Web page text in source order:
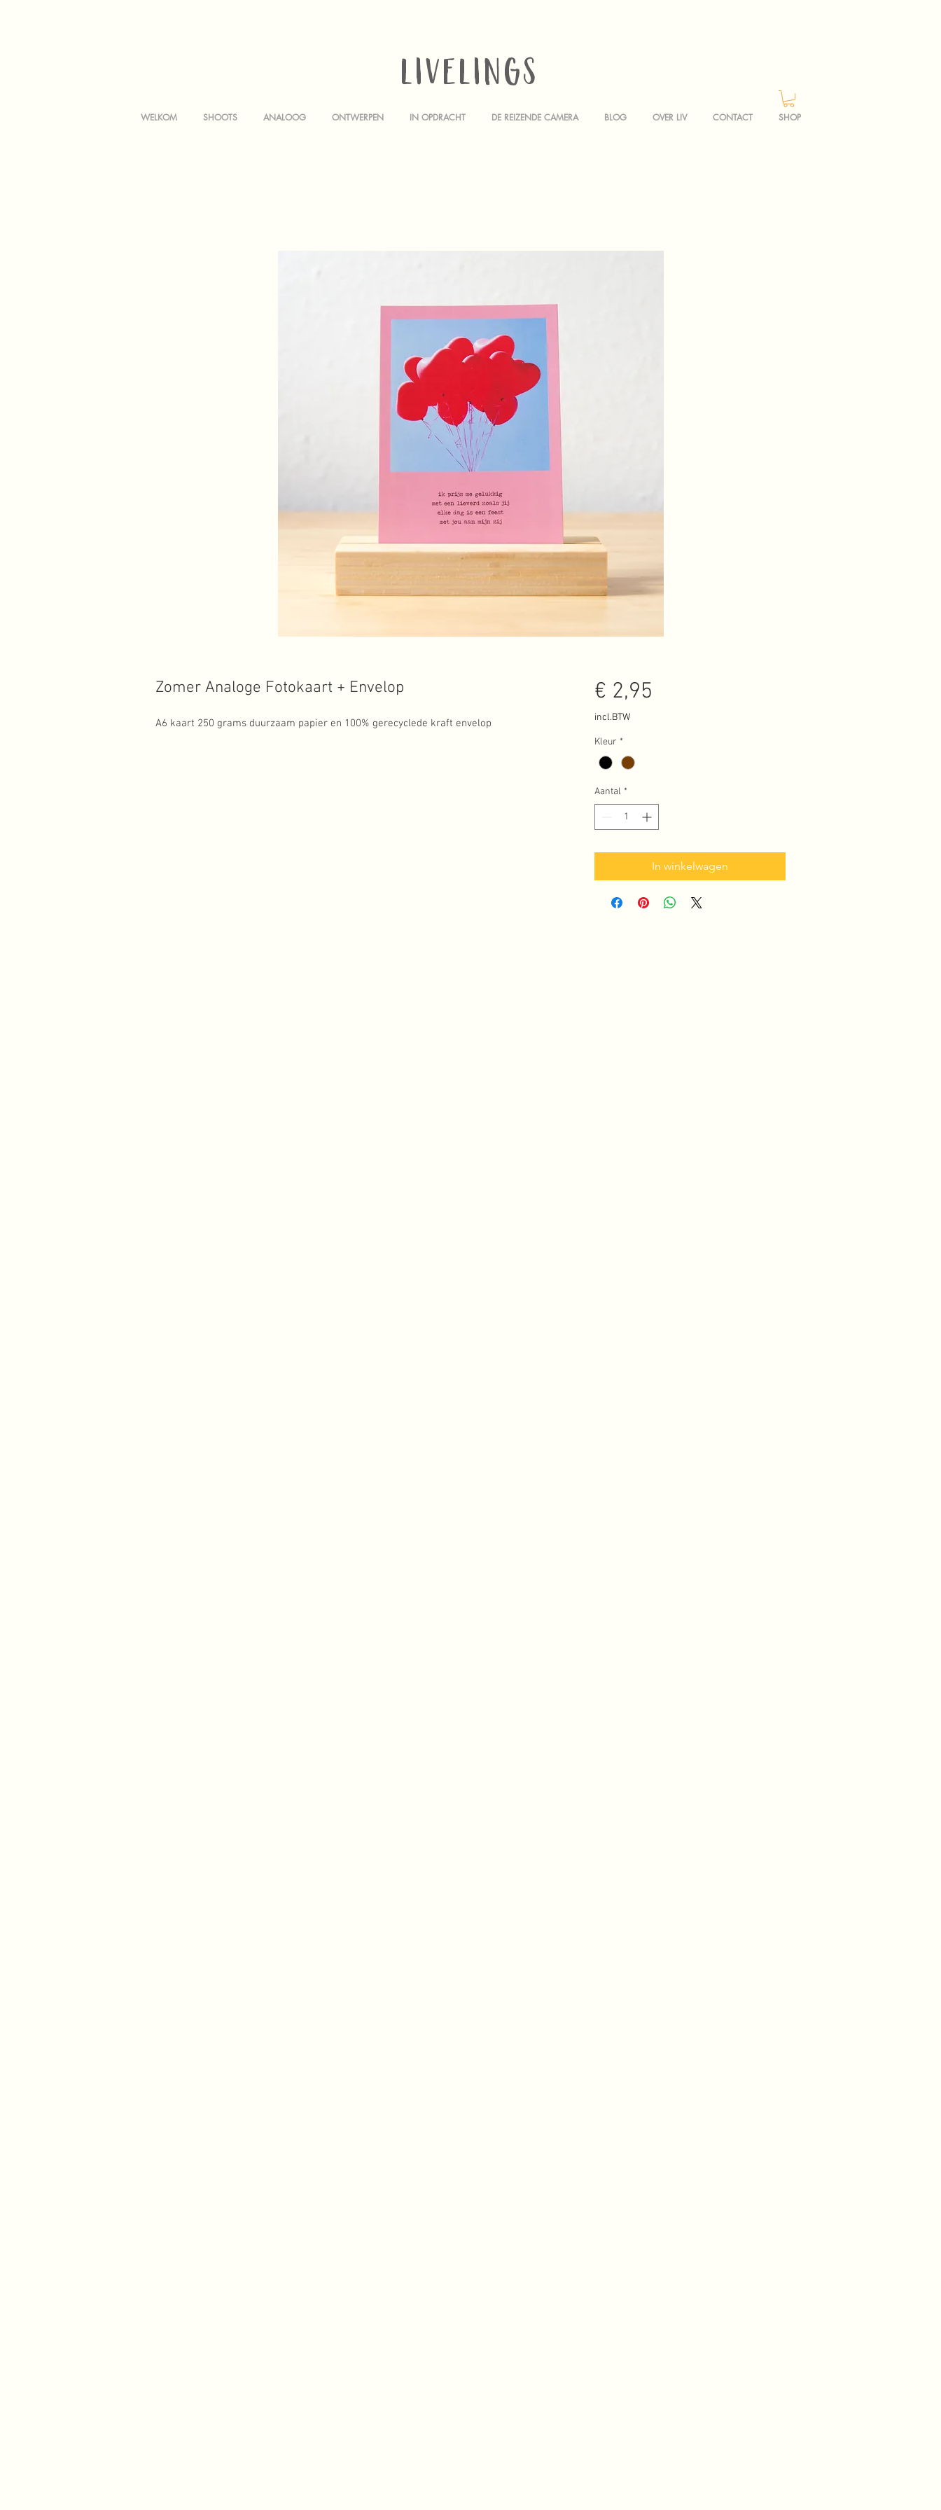
LIVELINGS
WELKOM SHOOTS ANALOOG ONTWERPEN IN OPDRACHT DE REIZENDE CAMERA BLOG OVER LIV CONTACT SHOP
Zomer Analoge Fotokaart + Envelop
A6 kaart 250 grams duurzaam papier en 100% gerecyclede kraft envelop
€ 2,95
incl.BTW
Kleur *
Aantal *
In winkelwagen